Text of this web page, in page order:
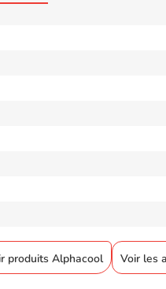
produits Alphacool Voir les